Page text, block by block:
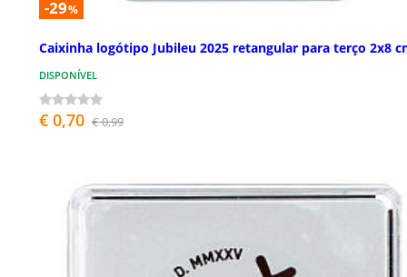
-29%
Caixinha logótipo Jubileu 2025 retangular para terço 2x8
DISPONÍVEL
€ 0,70 € 0,99